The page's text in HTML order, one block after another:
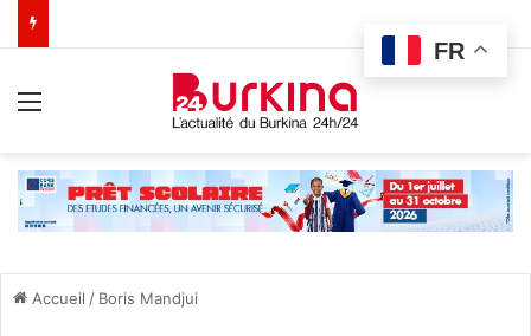
Accueil / Boris Mandjui
FR